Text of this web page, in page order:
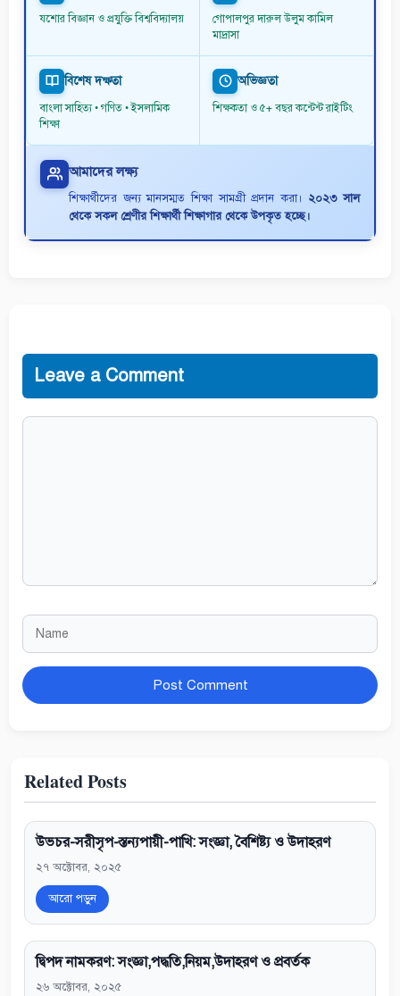
যশোর বিজ্ঞান ও প্রযুক্তি বিশ্ববিদ্যালয়
গোপালপুর দারুল উলুম কামিল
মাদ্রাসা
বিশেষ দক্ষতা
বাংলা সাহিত্য • গণিত • ইসলামিক
শিক্ষা
অভিজ্ঞতা
শিক্ষকতা ও ৫+ বছর কন্টেন্ট রাইটিং
আমাদের লক্ষ্য
শিক্ষার্থীদের জন্য মানসম্মত শিক্ষা সামগ্রী প্রদান করা। ২০২৩ সাল
থেকে সকল শ্রেণীর শিক্ষার্থী শিক্ষাগার থেকে উপকৃত হচ্ছে।
Leave a Comment
Comment
Name
Website
Related Posts
উভচর-সরীসৃপ-স্তন্যপায়ী-পাখি: সংজ্ঞা, বৈশিষ্ট্য ও উদাহরণ
২৭ অক্টোবর, ২০২৫
আরো পড়ুন
দ্বিপদ নামকরণ: সংজ্ঞা,পদ্ধতি,নিয়ম,উদাহরণ ও প্রবর্তক
২৬ অক্টোবর, ২০২৫